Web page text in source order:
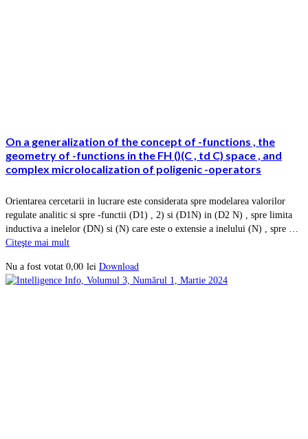
On a generalization of the concept of -functions , the
geometry of -functions in the FH ()(C , td C) space , and
complex microlocalization of poligenic -operators
Orientarea cercetarii in lucrare este considerata spre modelarea valorilor
regulate analitic si spre -functii (D1) , 2) si (D1N) in (D2 N) , spre limita
inductiva a inelelor (DN) si (N) care este o extensie a inelului (N) , spre …
Citeşte mai mult
Nu a fost votat 0,00 lei Download